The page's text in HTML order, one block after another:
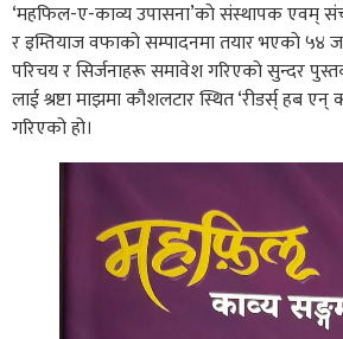
‘महफिल-ए-काव्य उपासना’काे संस्थापक एवम्
र इम्तियाज वफाकाे सम्पादनमा तयार भएकाे ५४
परिचय र सिर्जनाहरू समावेश गरिएकाे सुन्दर
लाई श्रष्टा माझमा कौशलटार स्थित ‘रीडर्स् हब एन्
गरिएको हो।